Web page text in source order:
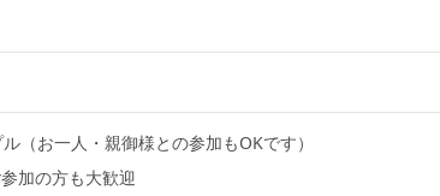
（お一人・親御様との参加もOKです）
加の方も大歓迎